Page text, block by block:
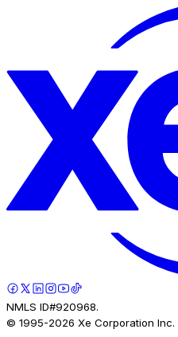
NMLS ID#920968.
© 1995-2026 Xe Corporation Inc.